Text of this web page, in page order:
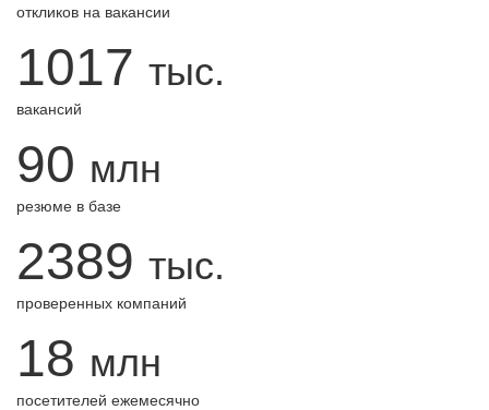
откликов на вакансии
1017 тыс.
вакансий
90 млн
резюме в базе
2389 тыс.
проверенных компаний
18 млн
посетителей ежемесячно